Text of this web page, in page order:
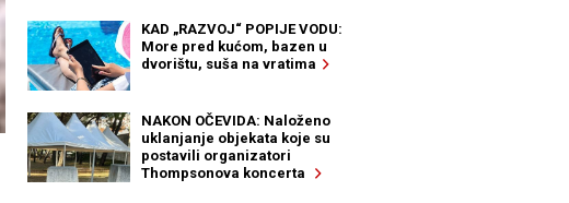
KAD „RAZVOJ“ POPIJE VODU:
More pred kućom, bazen u
dvorištu, suša na vratima
NAKON OČEVIDA: Naloženo
uklanjanje objekata koje su
postavili organizatori
Thompsonova koncerta